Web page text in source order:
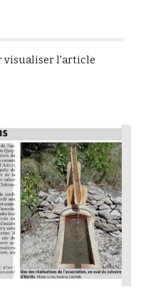
visualiser l'article